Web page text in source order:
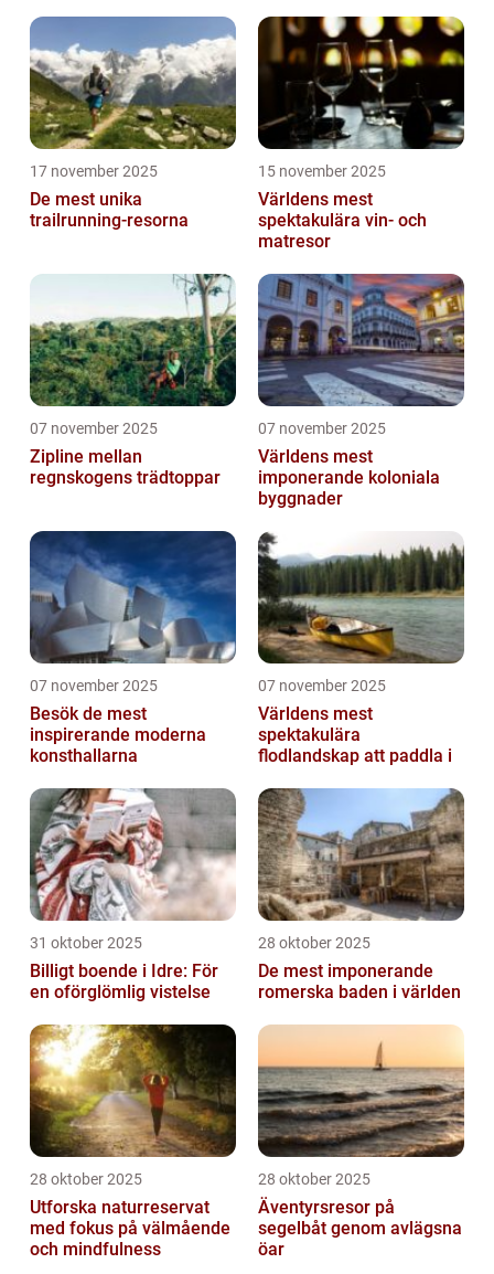
17 november 2025
De mest unika
trailrunning-resorna
15 november 2025
Världens mest
spektakulära vin- och
matresor
07 november 2025
Zipline mellan
regnskogens trädtoppar
07 november 2025
Världens mest
imponerande koloniala
byggnader
07 november 2025
Besök de mest
inspirerande moderna
konsthallarna
07 november 2025
Världens mest
spektakulära
flodlandskap att paddla i
31 oktober 2025
Billigt boende i Idre: För
en oförglömlig vistelse
28 oktober 2025
De mest imponerande
romerska baden i världen
28 oktober 2025
Utforska naturreservat
med fokus på välmående
och mindfulness
28 oktober 2025
Äventyrsresor på
segelbåt genom avlägsna
öar